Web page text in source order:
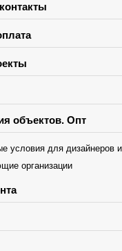
объектов. Опт
условия для дизайнеров
организации